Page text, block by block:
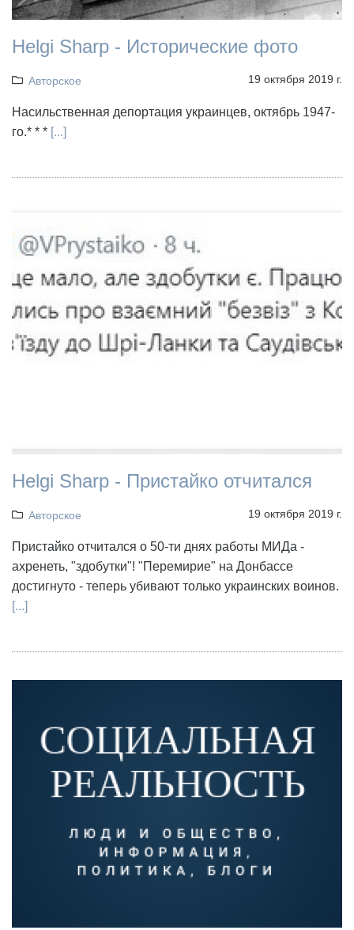
Helgi Sharp - Исторические фото
Авторское 19 октября 2019 г.
Насильственная депортация украинцев, октябрь 1947-
го.* * * [...]
Helgi Sharp - Пристайко отчитался
Авторское 19 октября 2019 г.
Пристайко отчитался о 50-ти днях работы МИДа -
ахренеть, "здобутки"! "Перемирие" на Донбассе
достигнуто - теперь убивают только украинских воинов.
[...]